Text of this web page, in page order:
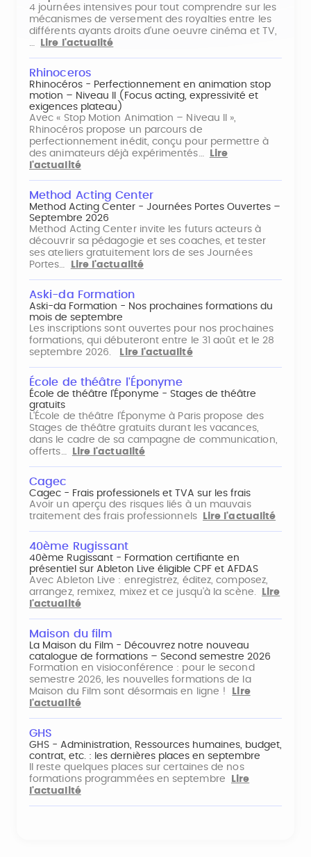
4 journées intensives pour tout comprendre sur les
mécanismes de versement des royalties entre les
différents ayants droits d'une oeuvre cinéma et TV,
…
Lire l'actualité
Rhinoceros
Rhinocéros - Perfectionnement en animation stop
motion – Niveau II (Focus acting, expressivité et
exigences plateau)
Avec « Stop Motion Animation – Niveau II »,
Rhinocéros propose un parcours de
perfectionnement inédit, conçu pour permettre à
des animateurs déjà expérimentés…
Lire
l'actualité
Method Acting Center
Method Acting Center - Journées Portes Ouvertes –
Septembre 2026
Method Acting Center invite les futurs acteurs à
découvrir sa pédagogie et ses coaches, et tester
ses ateliers gratuitement lors de ses Journées
Portes…
Lire l'actualité
Aski-da Formation
Aski-da Formation - Nos prochaines formations du
mois de septembre
Les inscriptions sont ouvertes pour nos prochaines
formations, qui débuteront entre le 31 août et le 28
septembre 2026.
Lire l'actualité
École de théâtre l'Éponyme
École de théâtre l'Éponyme - Stages de théâtre
gratuits
L'École de théâtre l'Éponyme à Paris propose des
Stages de théâtre gratuits durant les vacances,
dans le cadre de sa campagne de communication,
offerts…
Lire l'actualité
Cagec
Cagec - Frais professionels et TVA sur les frais
Avoir un aperçu des risques liés à un mauvais
traitement des frais professionnels
Lire l'actualité
40ème Rugissant
40ème Rugissant - Formation certifiante en
présentiel sur Ableton Live éligible CPF et AFDAS
Avec Ableton Live : enregistrez, éditez, composez,
arrangez, remixez, mixez et ce jusqu'à la scène.
Lire
l'actualité
Maison du film
La Maison du Film - Découvrez notre nouveau
catalogue de formations – Second semestre 2026
Formation en visioconférence : pour le second
semestre 2026, les nouvelles formations de la
Maison du Film sont désormais en ligne !
Lire
l'actualité
GHS
GHS - Administration, Ressources humaines, budget,
contrat, etc. : les dernières places en septembre
Il reste quelques places sur certaines de nos
formations programmées en septembre
Lire
l'actualité